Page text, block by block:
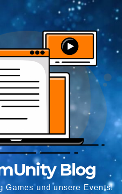
Blog
Games und unsere Events!